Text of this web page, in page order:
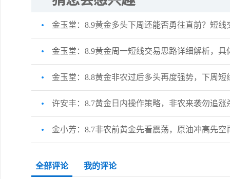
金玉堂：8.9黄金多头下周还能否勇往直前？短线
金玉堂：8.9黄金周一短线交易思路详细解析，具
金玉堂：8.8黄金非农过后多头再度强势，下周短
许安丰：8.7黄金日内操作策略，非农来袭勿追涨
金小芳：8.7非农前黄金先看震荡，原油冲高先空
全部评论 我的评论